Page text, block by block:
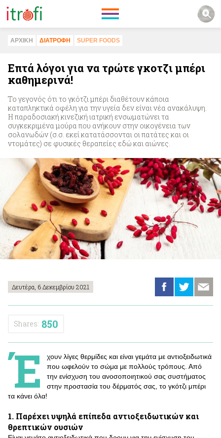
ΑΡΧΙΚΗ ΔΙΑΤΡΟΦΗ SUPER FOODS
Επτά λόγοι για να τρώτε γκοτζι μπέρι
καθημερινά!
Το γεγονός ότι το γκότζι μπέρι διαθέτουν κάποια
καταπληκτικά οφέλη για την υγεία δεν είναι νέα ανακάλυψη.
Η παραδοσιακή κινεζική ιατρική ενσωματώνει τα
συγκεκριμένα μούρα που ανήκουν στην οικογένεια των
σολανωδών (σ.σ. εκεί κατατάσσονται οι πατάτες και οι
ντομάτες) σε φυσικές θεραπείες εδώ και αιώνες.
Δευτέρα, 6 Δεκεμβρίου 2021
Shares: 850
Έ
χουν λίγες θερμίδες και είναι γεμάτα με αντιοξειδωτικά
που ωφελούν το σώμα με πολλούς τρόπους. Από
την ενίσχυση του ανοσοποιητικού σας συστήματος
στην προστασία του δέρματός σας, το γκότζι μπέρι
τα κάνει όλα!
1. Παρέχει υψηλά επίπεδα αντιοξειδωτικών και
θρεπτικών ουσιών